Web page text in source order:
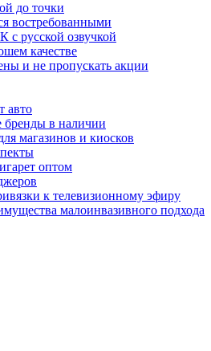
до точки
востребованными
с русской озвучкой
качестве
и не пропускать акции
авто
в наличии
магазинов и киосков
оптом
к телевизионному эфиру
малоинвазивного подхода